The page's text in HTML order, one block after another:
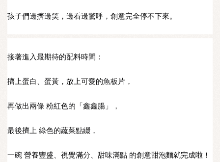
孩子們邊擠邊笑，邊看邊驚呼，創意完全停不下來。
接著進入最期待的配料時間：
擠上蛋白、蛋黃，放上可愛的魚板片，
再做出兩條 粉紅色的「鑫鑫腸」，
最後擠上 綠色的蔬菜點綴，
一碗 營養豐盛、視覺滿分、甜味滿點 的創意甜泡麵就完成啦！